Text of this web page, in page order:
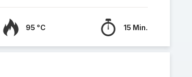
95 °C 15 Min.